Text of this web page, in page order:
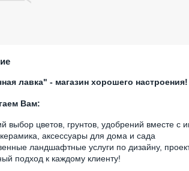
лавка" - магазин хорошего настроения!
Вам:
выбор цветов, грунтов, удобрений вместе с
аксессуары для дома и сада
ландшафтные услуги по дизайну,
подход к каждому клиенту!